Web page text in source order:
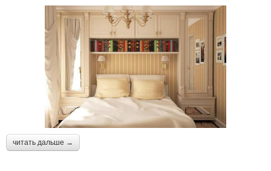
читать дальше →